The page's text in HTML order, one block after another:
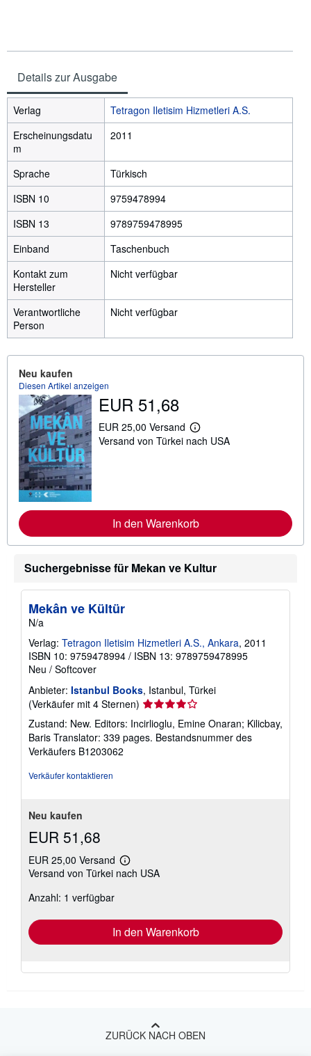
Details zur Ausgabe
Verlag
Tetragon Iletisim Hizmetleri A.S.
Erscheinungsdatu
m
2011
Sprache
Türkisch
ISBN 10
9759478994
ISBN 13
9789759478995
Einband
Taschenbuch
Kontakt zum
Hersteller
Nicht verfügbar
Verantwortliche
Person
Nicht verfügbar
Neu kaufen
Diesen Artikel anzeigen
EUR 51,68
EUR 25,00 Versand
W
e
f
o
r
a
i
z
u
V
s
a
d
k
Versand von Türkei nach USA
In den Warenkorb
Suchergebnisse für Mekan ve Kultur
Mekân ve Kültür
N/a
Verlag: Tetragon Iletisim Hizmetleri A.S., Ankara, 2011
ISBN 10: 9759478994 / ISBN 13: 9789759478995
Neu / Softcover
Anbieter: Istanbul Books, Istanbul, Türkei
(Verkäufer mit 4 Sternen) Verkäuferbewertung
von
5
Zustand: New. Editors: Incirlioglu, Emine Onaran; Kilicbay,
Baris Translator: 339 pages. Bestandsnummer des
Verkäufers B1203062
Verkäufer kontaktieren
Neu kaufen
EUR 51,68
EUR 25,00 Versand
Weitere
Informationen
Versand von Türkei nach USA
Anzahl: 1 verfügbar
In den Warenkorb
ZURÜCK NACH OBEN